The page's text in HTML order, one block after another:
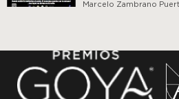
Marcelo Zambrano